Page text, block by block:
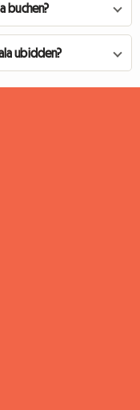
buchen?
ubidden?